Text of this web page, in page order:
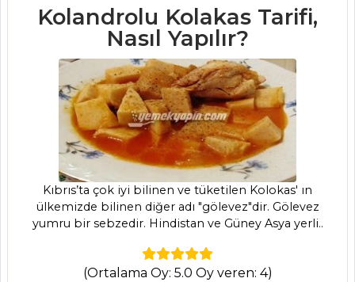
Medya
Chefs
Haber
ŞEFİN TARİFLERİ
MENÜLER
Tüm
Kategoriler
Kolandrolu Kolakas Tarifi,
Nasıl Yapılır?
Kıbrıs’ta çok iyi bilinen ve tüketilen Kolokas' ın
ülkemizde bilinen diğer adı "gölevez"dir. Gölevez
yumru bir sebzedir. Hindistan ve Güney Asya yerli..
(Ortalama Oy: 5.0 Oy veren: 4)